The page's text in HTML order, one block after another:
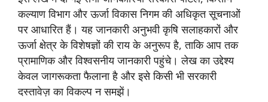
कल्याण विभाग और ऊर्जा विकास निगम की अधिकृत सूचनाओं
पर आधारित हैं। यह जानकारी अनुभवी कृषि सलाहकारों और
ऊर्जा क्षेत्र के विशेषज्ञों की राय के अनुरूप है, ताकि आप तक
प्रामाणिक और विश्वसनीय जानकारी पहुंचे। लेख का उद्देश्य
केवल जागरूकता फैलाना है और इसे किसी भी सरकारी
दस्तावेज़ का विकल्प न समझें।